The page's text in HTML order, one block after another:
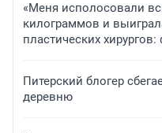
«Меня исполосовали
килограммов и
пластических
Питерский блогер
деревню